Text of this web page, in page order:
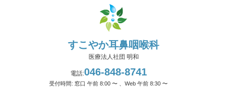
すこやか耳鼻咽喉科
医療法人社団 明和
電話:046-848-8741
受付時間: 窓口 午前 8:00 〜 、Web 午前 8:30 〜